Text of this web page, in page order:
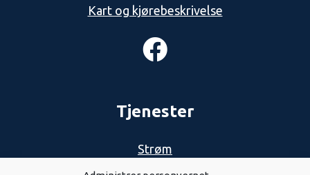
Kart og kjørebeskrivelse
Tjenester
Strøm